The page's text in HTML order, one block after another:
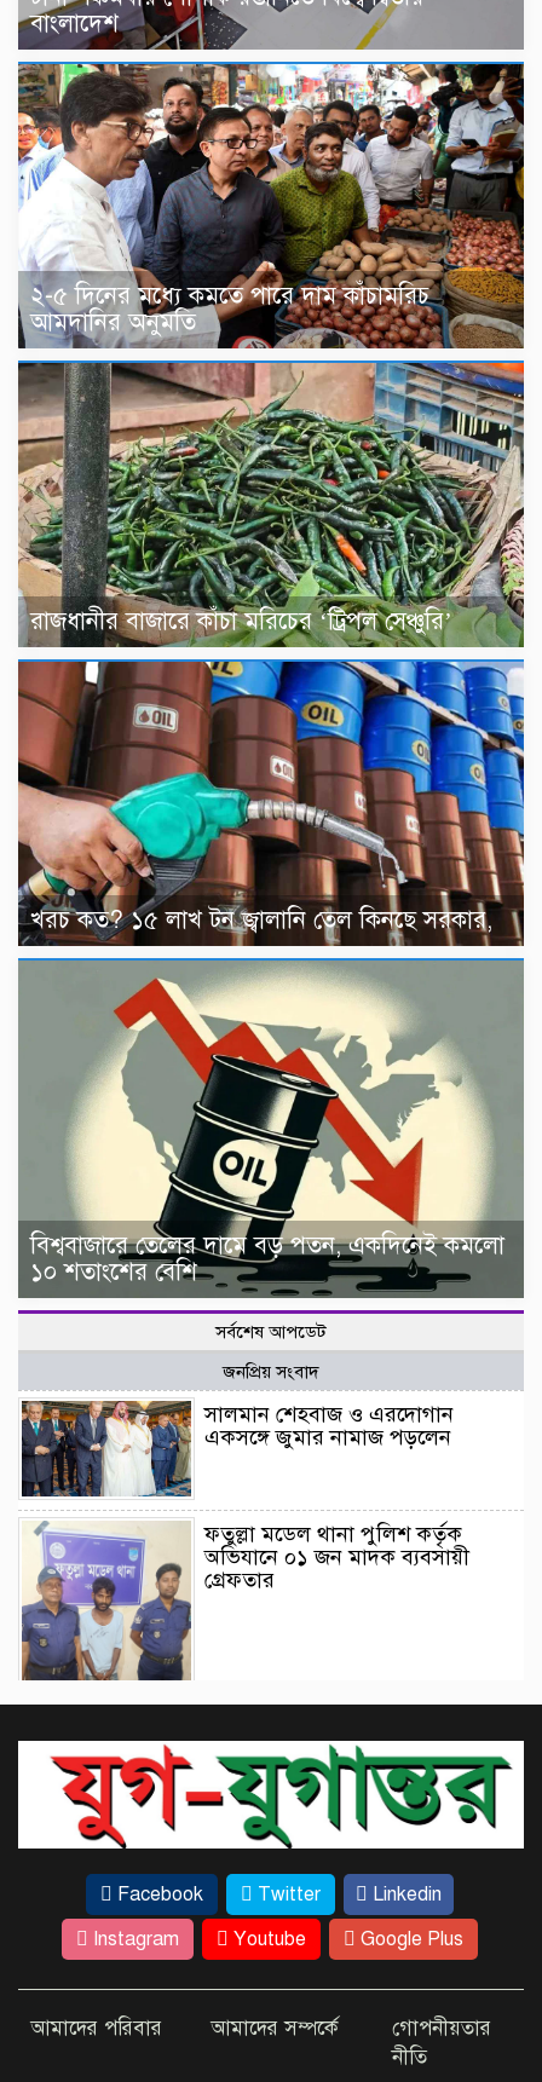
বাংলাদেশ
২-৫ দিনের মধ্যে কমতে পারে দাম কাঁচামরিচ
আমদানির অনুমতি
রাজধানীর বাজারে কাঁচা মরিচের ‘ট্রিপল সেঞ্চুরি’
খরচ কত? ১৫ লাখ টন জ্বালানি তেল কিনছে সরকার,
বিশ্ববাজারে তেলের দামে বড় পতন, একদিনেই কমলো
১০ শতাংশের বেশি
সর্বশেষ আপডেট
জনপ্রিয় সংবাদ
সালমান শেহবাজ ও এরদোগান
একসঙ্গে জুমার নামাজ পড়লেন
ফতুল্লা মডেল থানা পুলিশ কর্তৃক
অভিযানে ০১ জন মাদক ব্যবসায়ী
গ্রেফতার
বোমা মেরে উড়িয়ে দেওয়ার’ হুমকি
মেসিকে
বর্জ্য ব্যবস্থাপনায় সিলেট অন্যান্য সিটি
কর্পোরেশনের তুলনায় এগিয়ে: স্থানীয়
সরকার প্রতিমন্ত্রী
দৈনিক ৫শ টাকা মজুরীর দাবীতে
বড়লেখায় চা শ্রমিকদের গণবিক্ষোভ
Facebook Twitter
Linkedin
Instagram
Youtube Google Plus
আমাদের পরিবার আমাদের সম্পর্কে
গোপনীয়তার
নীতি